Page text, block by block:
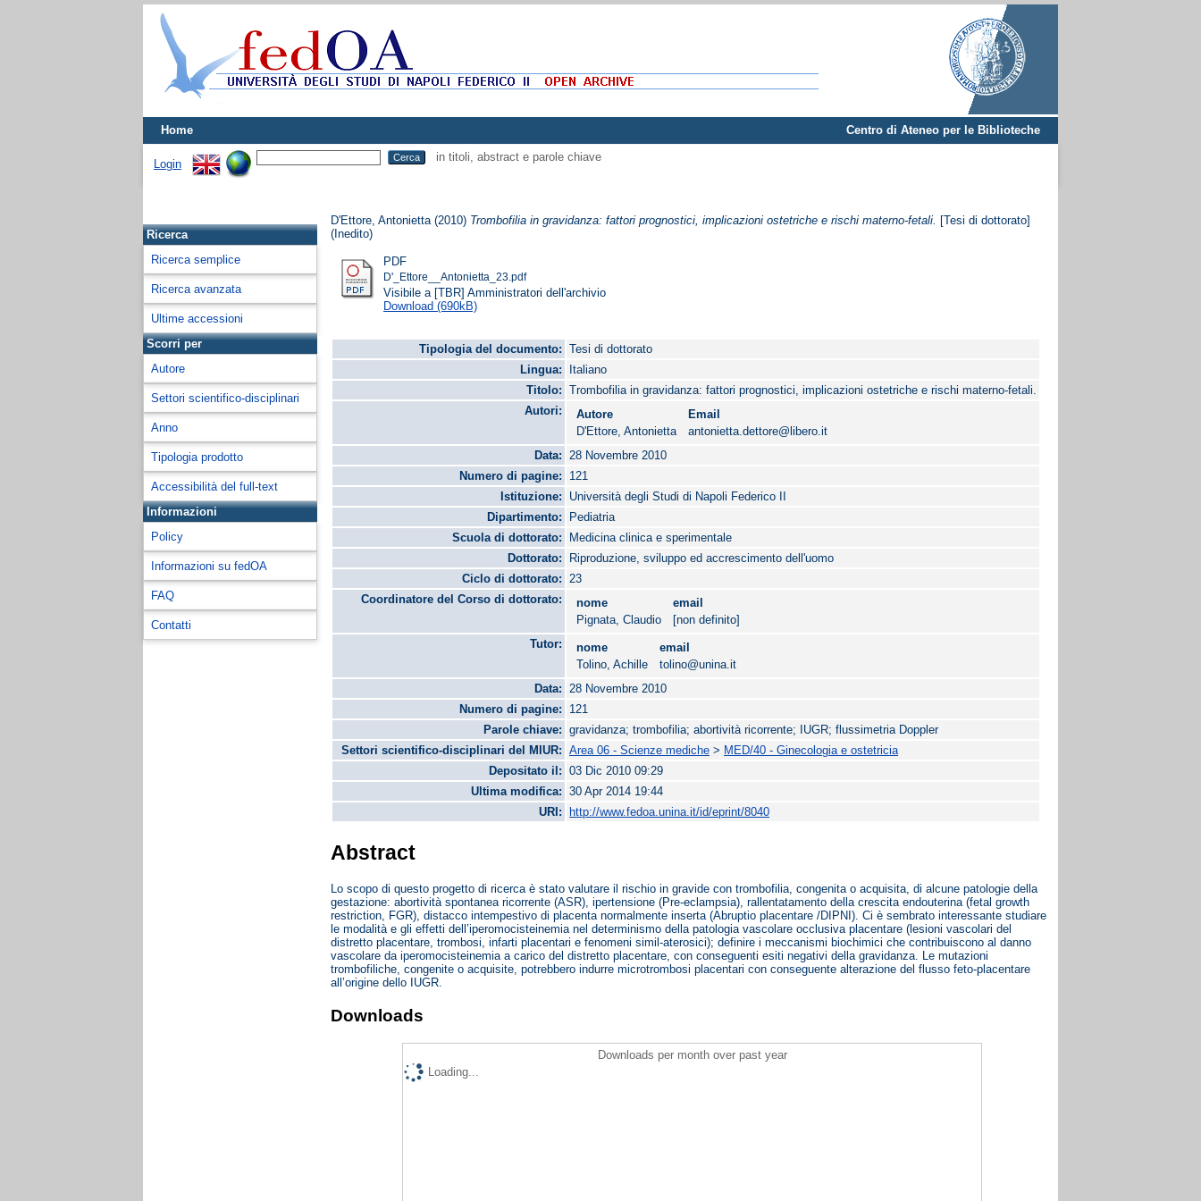
Home Centro di Ateneo per le Biblioteche
Login
in titoli, abstract e parole chiave
Ricerca
Ricerca semplice
Ricerca avanzata
Ultime accessioni
Scorri per
Autore
Settori scientifico-disciplinari
Anno
Tipologia prodotto
Accessibilità del full-text
Informazioni
Policy
Informazioni su fedOA
FAQ
Contatti
D'Ettore, Antonietta (2010) Trombofilia in gravidanza: fattori prognostici, implicazioni ostetriche e rischi materno-fetali.
[Tesi di dottorato]
(Inedito)
PDF
D'_Ettore__Antonietta_23.pdf
Visibile a [TBR] Amministratori dell'archivio
Download (690kB)
Tipologia del documento:
Tesi di dottorato
Lingua:
Italiano
Titolo:
Trombofilia in gravidanza: fattori prognostici, implicazioni ostetriche e rischi materno-fetali.
Autori:
Autore
Email
D'Ettore, Antonietta
antonietta.dettore@libero.it
Data:
28 Novembre 2010
Numero di pagine:
121
Istituzione:
Università degli Studi di Napoli Federico II
Dipartimento:
Pediatria
Scuola di dottorato:
Medicina clinica e sperimentale
Dottorato:
Riproduzione, sviluppo ed accrescimento dell'uomo
Ciclo di dottorato:
23
Coordinatore del Corso di dottorato:
nome
email
Pignata, Claudio
[non definito]
Tutor:
nome
email
Tolino, Achille
tolino@unina.it
Data:
28 Novembre 2010
Numero di pagine:
121
Parole chiave:
gravidanza; trombofilia; abortività ricorrente; IUGR; flussimetria Doppler
Settori scientifico-disciplinari del MIUR:
Area 06 - Scienze mediche > MED/40 - Ginecologia e ostetricia
Depositato il:
03 Dic 2010 09:29
Ultima modifica:
30 Apr 2014 19:44
URI:
http://www.fedoa.unina.it/id/eprint/8040
Abstract
Lo scopo di questo progetto di ricerca è stato valutare il rischio in gravide con trombofilia, congenita o acquisita, di alcune patologie della
gestazione: abortività spontanea ricorrente (ASR), ipertensione (Pre-eclampsia), rallentatamento della crescita endouterina (fetal growth
restriction, FGR), distacco intempestivo di placenta normalmente inserta (Abruptio placentare /DIPNI). Ci è sembrato interessante studiare
le modalità e gli effetti dell’iperomocisteinemia nel determinismo della patologia vascolare occlusiva placentare (lesioni vascolari del
distretto placentare, trombosi, infarti placentari e fenomeni simil-aterosici); definire i meccanismi biochimici che contribuiscono al danno
vascolare da iperomocisteinemia a carico del distretto placentare, con conseguenti esiti negativi della gravidanza. Le mutazioni
trombofiliche, congenite o acquisite, potrebbero indurre microtrombosi placentari con conseguente alterazione del flusso feto-placentare
all’origine dello IUGR.
Downloads
Downloads per month over past year
Loading...